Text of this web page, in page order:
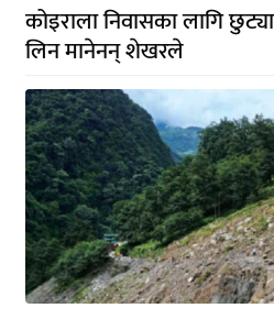
कोइराला निवासका लागि
लिन मानेनन् शेखरले